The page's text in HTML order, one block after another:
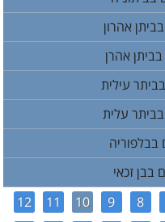
אהרון
אהרן
עילית
עלית
זכאי
8
9
10
11
12